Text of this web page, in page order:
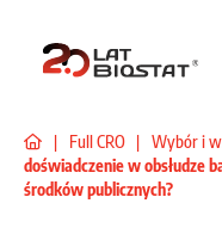
| Full CRO | Wybór i
doświadczenie w obsłudze
środków publicznych?